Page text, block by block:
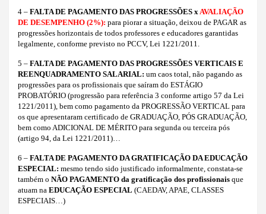
4 – FALTA DE PAGAMENTO DAS PROGRESSÕES xAVALIAÇÃO
DE DESEMPENHO (2%): para piorar a situação, deixou de PAGAR as
progressões horizontais de todos professores e educadores garantidas
legalmente, conforme previsto no PCCV, Lei 1221/2011.
5 – FALTA DE PAGAMENTO DAS PROGRESSÕES VERTICAIS E
REENQUADRAMENTO SALARIAL: um caos total, não pagando as
progressões para os profissionais que saíram do ESTÁGIO
PROBATÓRIO (progressão para referência 3 conforme artigo 57 da Lei
1221/2011), bem como pagamento da PROGRESSÃO VERTICAL para
os que apresentaram certificado de GRADUAÇÃO, PÓS GRADUAÇÃO,
bem como ADICIONAL DE MÉRITO para segunda ou terceira pós
(artigo 94, da Lei 1221/2011)…
6 – FALTA DE PAGAMENTO DA GRATIFICAÇÃO DA EDUCAÇÃO
ESPECIAL: mesmo tendo sido justificado informalmente, constata-se
também o NÃO PAGAMENTO da gratificação dos profissionais que
atuam na EDUCAÇÃO ESPECIAL (CAEDAV, APAE, CLASSES
ESPECIAIS…)